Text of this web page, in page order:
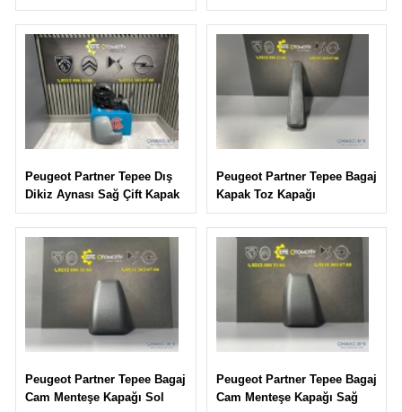
Peugeot Partner Tepee Dış
Dikiz Aynası Sağ Çift Kapak
Peugeot Partner Tepee Bagaj
Kapak Toz Kapağı
Peugeot Partner Tepee Bagaj
Cam Menteşe Kapağı Sol
Peugeot Partner Tepee Bagaj
Cam Menteşe Kapağı Sağ